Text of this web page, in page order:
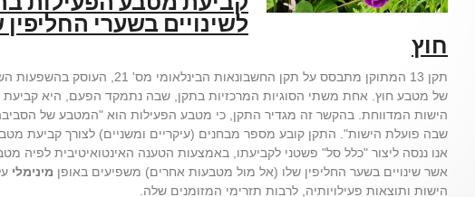
לשינויים בשערי
חוץ
תקן 13 המתוקן מתבסס על תקן החשבונאות
של מטבע חוץ. אחת משתי הסוגיות המרכזיות בתקן, שבה נתמקד הפעם, היא
הישות המדווחת. בהקשר זה מגדיר התקן, כי מטבע הפעילות הוא "המטבע של
שבה פועלת הישות". התקן קובע מספר מבחנים (עיקריים ומשניים) לצורך קביעת
אנו ננסה ליצור "כלל סל" פשטני לקביעתו, באמצעות הטענה האינטואיטיבית לפיה
אשר שינויים בשער החליפין שלו (אל מול מטבעות אחרים) משפיעים באופן מינימלי
הישות ותוצאות פעילויותיה, לרבות תזרימי המזומנים שלה.